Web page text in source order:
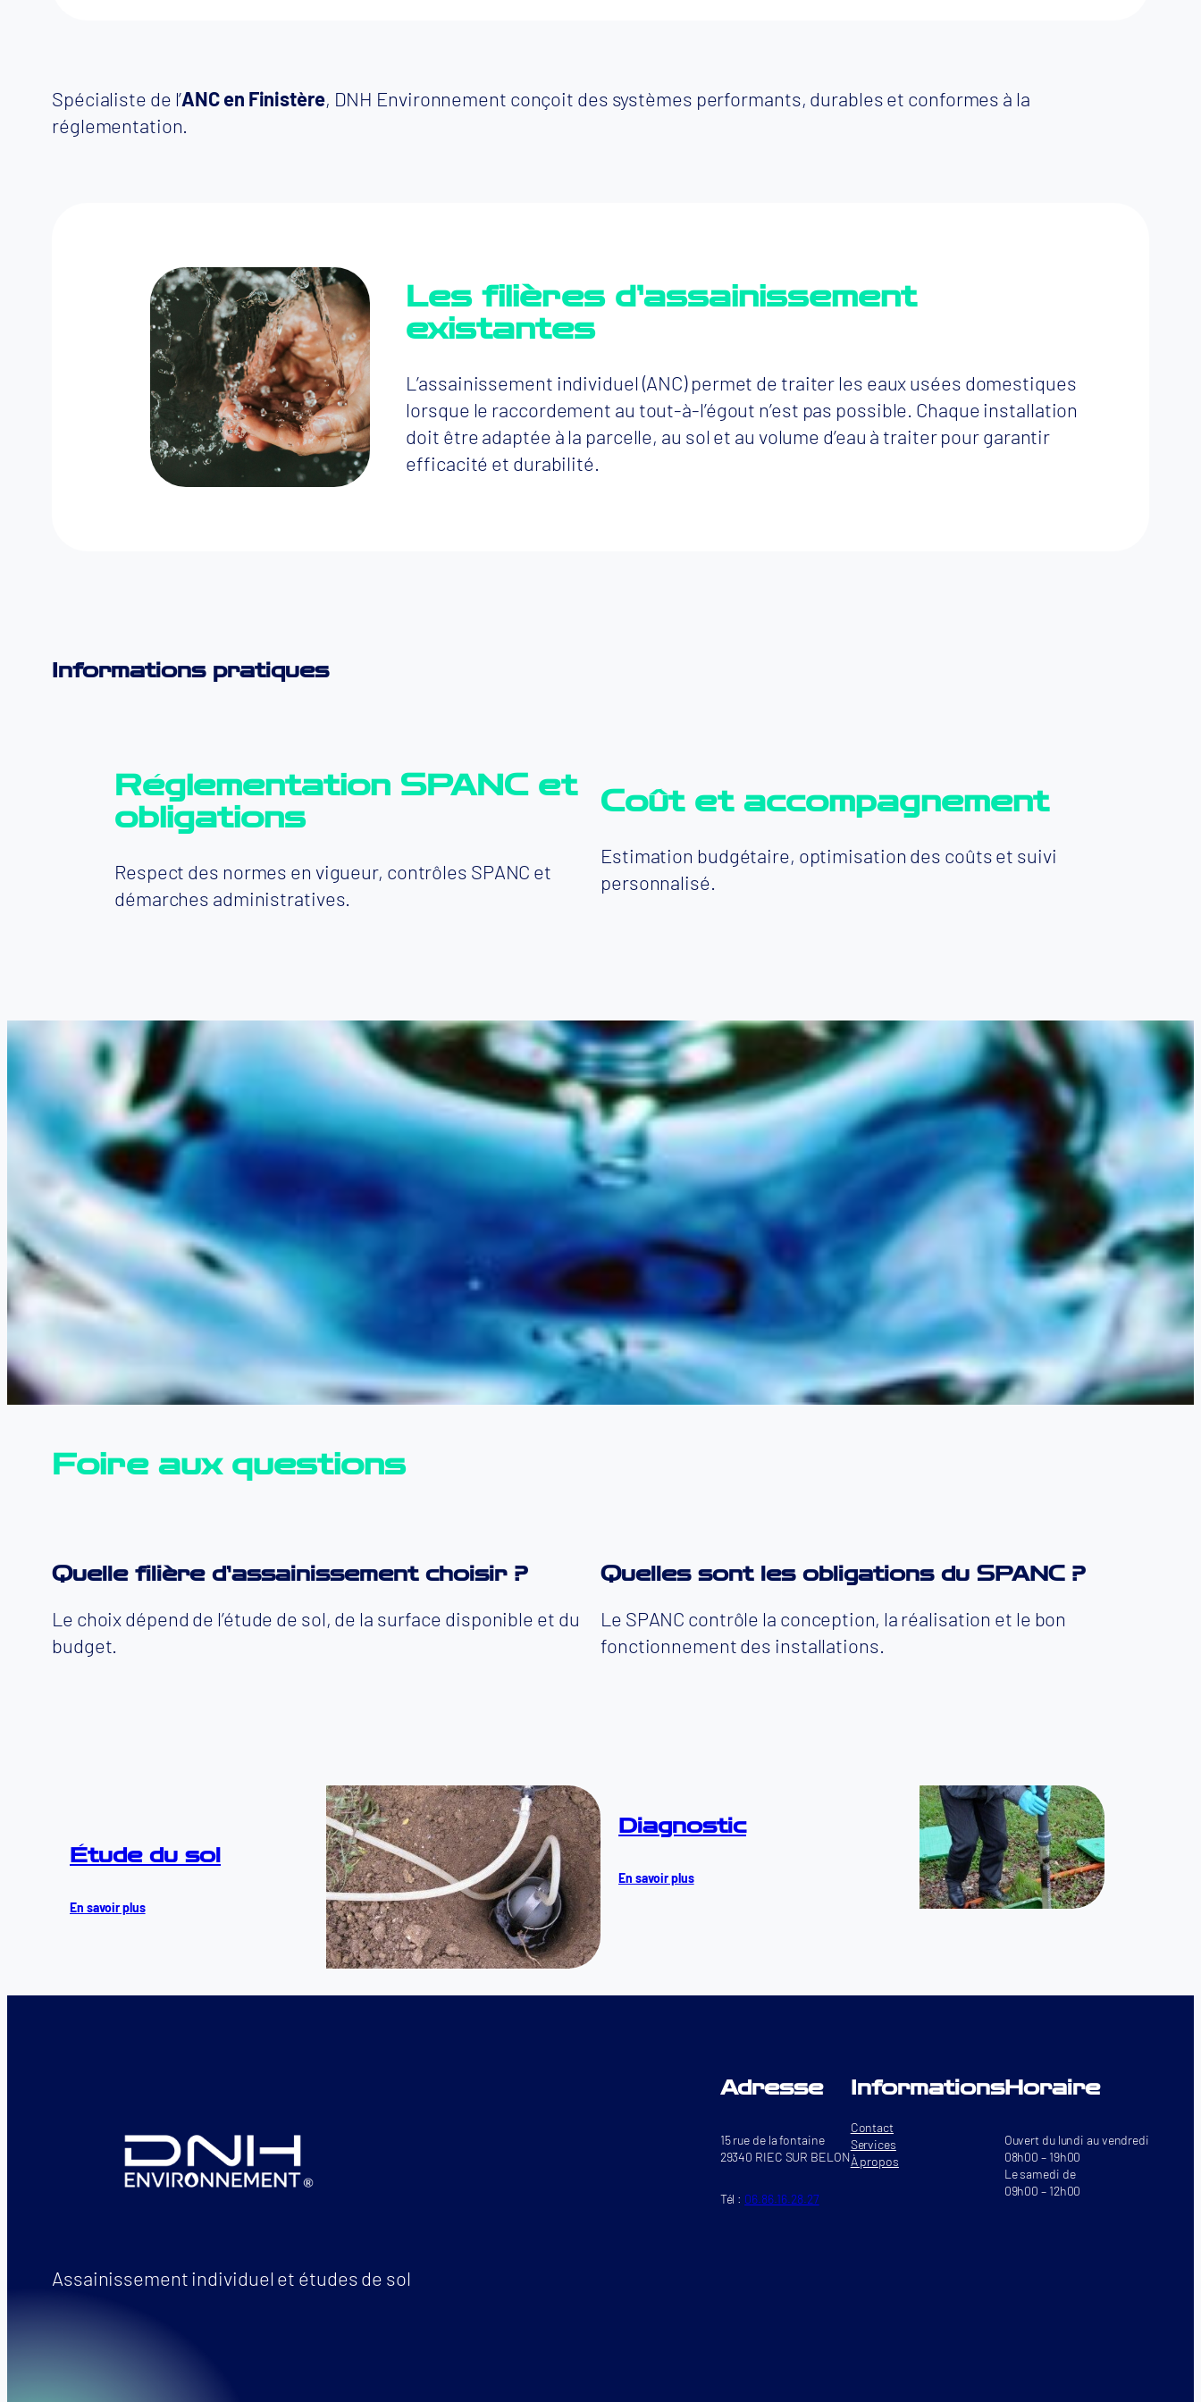
Spécialiste de l’ANC en Finistère, DNH Environnement conçoit des systèmes performants, durables et conformes à la
réglementation.
Les filières d’assainissement
existantes
L’assainissement individuel (ANC) permet de traiter les eaux usées domestiques
lorsque le raccordement au tout-à-l’égout n’est pas possible. Chaque installation
doit être adaptée à la parcelle, au sol et au volume d’eau à traiter pour garantir
efficacité et durabilité.
Informations pratiques
Réglementation SPANC et
obligations
Respect des normes en vigueur, contrôles SPANC et
démarches administratives.
Coût et accompagnement
Estimation budgétaire, optimisation des coûts et suivi
personnalisé.
Foire aux questions
Quelle filière d’assainissement choisir ?
Le choix dépend de l’étude de sol, de la surface disponible et du
budget.
Quelles sont les obligations du SPANC ?
Le SPANC contrôle la conception, la réalisation et le bon
fonctionnement des installations.
Étude du sol
En savoir plus
Diagnostic
En savoir plus
Assainissement individuel et études de sol
Adresse
15 rue de la fontaine
29340 RIEC SUR BELON
Tél : 06.86.16.28.27
Informations
Contact
Services
À propos
Horaire
Ouvert du lundi au vendredi
08h00 – 19h00
Le samedi de
09h00 – 12h00